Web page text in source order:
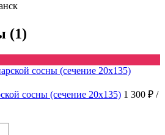
(1)
сосны (сечение 20x135) 1 300 ₽ /